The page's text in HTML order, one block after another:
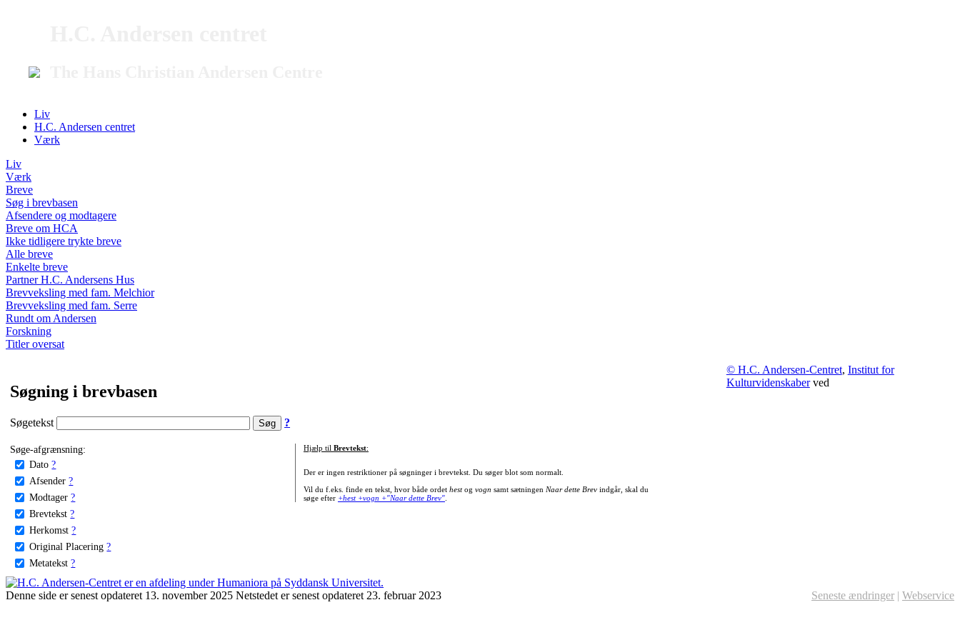
Liv
H.C. Andersen centret
Værk
Liv
Værk
Breve
Søg i brevbasen
Afsendere og modtagere
Breve om HCA
Ikke tidligere trykte breve
Alle breve
Enkelte breve
Partner H.C. Andersens Hus
Brevveksling med fam. Melchior
Brevveksling med fam. Serre
Rundt om Andersen
Forskning
Titler oversat
Søgning i brevbasen
Søgetekst ?
Søge-afgrænsning:
Dato ?
Afsender ?
Modtager ?
Brevtekst ?
Herkomst ?
Original Placering ?
Metatekst ?
Hjælp til Brevtekst:
Der er ingen restriktioner på søgninger i brevtekst. Du søger blot som normalt.
Vil du f.eks. finde en tekst, hvor både ordet hestog vogn samt sætningen Naar dette Brevindgår, skal du
søge efter +hest +vogn +"Naar dette Brev".
© H.C. Andersen-Centret, Institut for
Kulturvidenskaberved
Denne side er senest opdateret 13. november 2025 Netstedet er senest opdateret 23. februar 2023 Seneste ændringer | Webservice